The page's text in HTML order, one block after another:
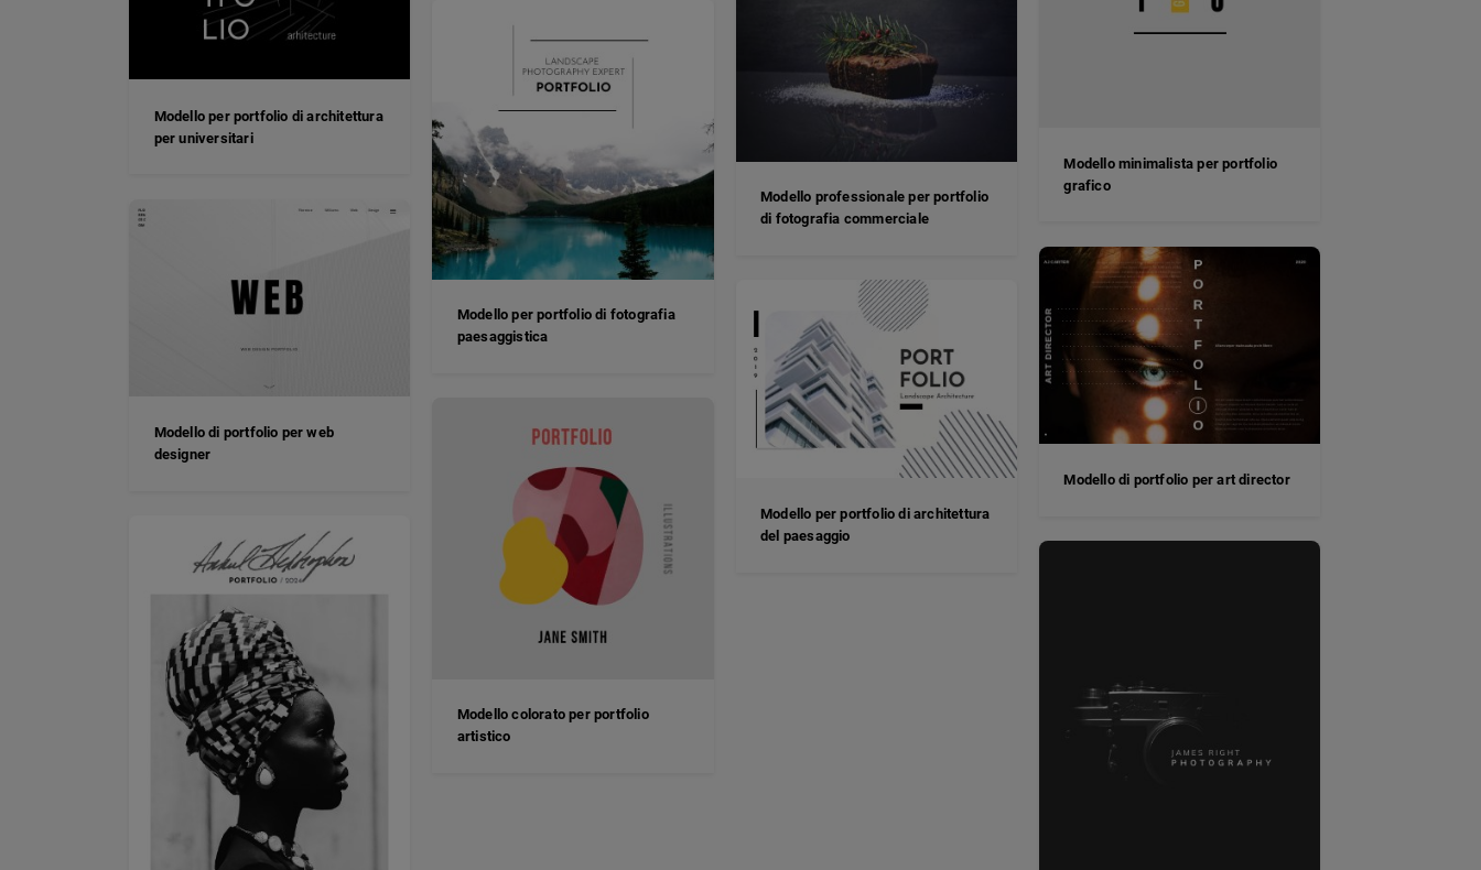
Modello minimalista per portfolio
grafico
Modello professionale per portfolio
di fotografia commerciale
Modello per portfolio di architettura
per universitari
Modello per portfolio di fotografia
paesaggistica
Modello di portfolio per web
designer
Modello di portfolio per art director
Modello per portfolio di architettura
del paesaggio
Modello colorato per portfolio
artistico